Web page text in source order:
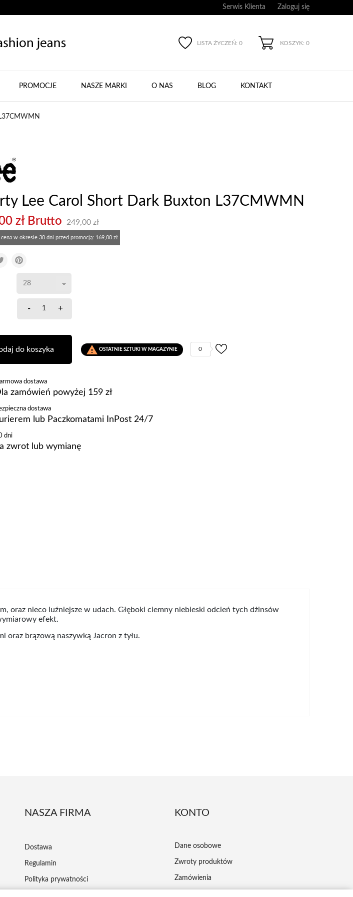
Serwis Klienta Zaloguj się
LISTA ŻYCZEŃ: 0 KOSZYK: 0
PROMOCJE NASZE MARKI O NAS BLOG KONTAKT
Lee Carol Short Dark Buxton L37CMWMN
zł Brutto 249,00 zł
cena w okresie 30 dni przed promocją: 169,00 zł
- +
do koszyka  OSTATNIE SZTUKI W MAGAZYNIE 0
dostawa
zamówień powyżej 159 zł
dostawa
lub Paczkomatami InPost 24/7
dni
zwrot lub wymianę
oraz nieco luźniejsze w udach. Głęboki ciemny niebieski odcień tych dżinsów
efekt.
oraz brązową naszywką Jacron z tyłu.
NASZA FIRMA
Dostawa
Regulamin
Polityka prywatności
KONTO
Dane osobowe
Zwroty produktów
Zamówienia